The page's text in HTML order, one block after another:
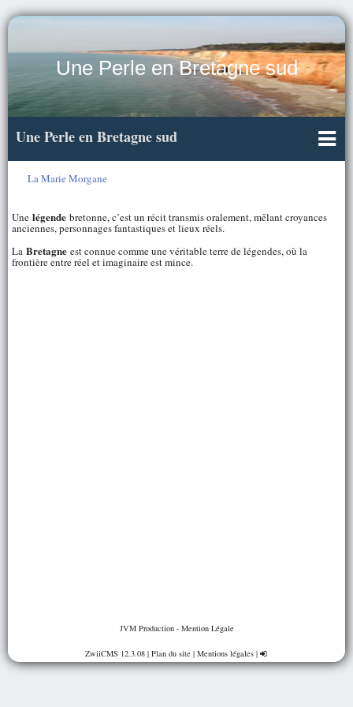
Une Perle en Bretagne sud
Une Perle en Bretagne sud
La Marie Morgane
Une légende bretonne, c’est un récit transmis oralement, mêlant croyances
anciennes, personnages fantastiques et lieux réels.
La Bretagne est connue comme une véritable terre de légendes, où la
frontière entre réel et imaginaire est mince.
JVM Production - Mention Légale
ZwiiCMS 12.3.08| Plan du site | Mentions légales|